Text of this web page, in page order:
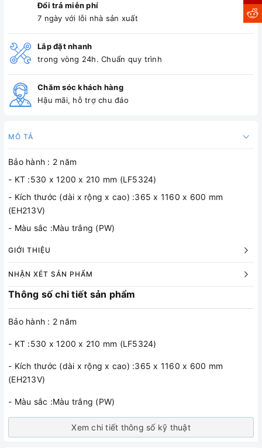
Đổi trả miễn phí
7 ngày với lỗi nhà sản xuất
Lắp đặt nhanh
trong vòng 24h. Chuẩn quy trình
Chăm sóc khách hàng
Hậu mãi, hỗ trợ chu đáo
MÔ TẢ
Bảo hành : 2 năm
- KT :530 x 1200 x 210 mm (LF5324)
- Kích thước (dài x rộng x cao) :365 x 1160 x 600 mm
(EH213V)
- Màu sắc :Màu trắng (PW)
GIỚI THIỆU
NHẬN XÉT SẢN PHẨM
Thông số chi tiết sản phẩm
Bảo hành : 2 năm
- KT :530 x 1200 x 210 mm (LF5324)
- Kích thước (dài x rộng x cao) :365 x 1160 x 600 mm
(EH213V)
- Màu sắc :Màu trắng (PW)
Xem chi tiết thông số kỹ thuật